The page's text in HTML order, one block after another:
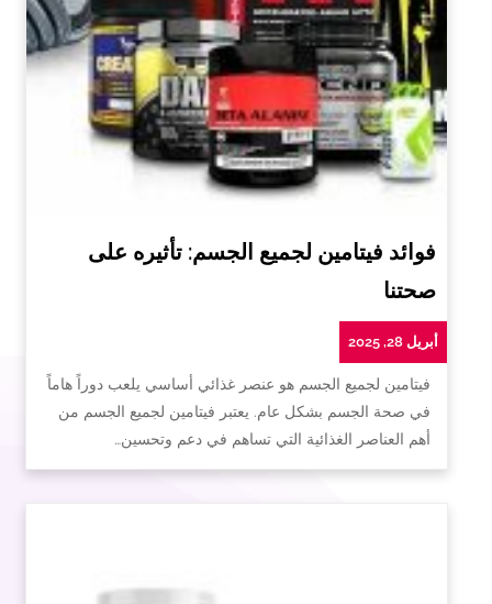
فوائد فيتامين لجميع الجسم: تأثيره على
صحتنا
أبريل 28, 2025
فيتامين لجميع الجسم هو عنصر غذائي أساسي يلعب دوراً هاماً
في صحة الجسم بشكل عام. يعتبر فيتامين لجميع الجسم من
أهم العناصر الغذائية التي تساهم في دعم وتحسين…